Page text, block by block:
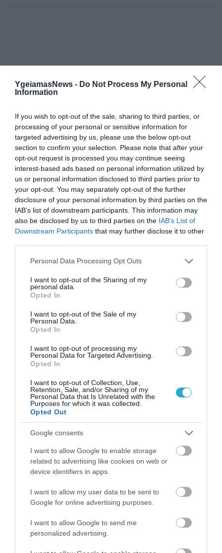
YgeiamasNews - Do Not Process My Personal
Information
If you wish to opt-out of the sale, sharing to third parties, or
processing of your personal or sensitive information for
targeted advertising by us, please use the below opt-out
section to confirm your selection. Please note that after your
opt-out request is processed you may continue seeing
interest-based ads based on personal information utilized by
us or personal information disclosed to third parties prior to
your opt-out. You may separately opt-out of the further
disclosure of your personal information by third parties on the
IAB’s list of downstream participants. This information may
also be disclosed by us to third parties on the IAB’s List of
Downstream Participants that may further disclose it to other
Please note that this website/app uses one or more Google
not limited to your visit or usage behaviour. You may click to
grant or deny consent to Google and its third-party tags to
use your data for below specified purposes in below Google
consent section.
Personal Data Processing Opt Outs
I want to opt-out of the Sharing of my
personal data.
Opted In
I want to opt-out of the Sale of my
Personal Data.
Opted In
I want to opt-out of processing my
Personal Data for Targeted Advertising.
Opted In
I want to opt-out of Collection, Use,
Retention, Sale, and/or Sharing of my
Personal Data that Is Unrelated with the
Purposes for which it was collected.
Opted Out
Google consents
I want to allow Google to enable storage
related to advertising like cookies on web or
device identifiers in apps.
I want to allow my user data to be sent to
Google for online advertising purposes.
I want to allow Google to send me
personalized advertising.
ΔΗΜΟΦΙΛΗ
ΥΓΕΙΑ
1 Αυτό είναι το θαυματουργό έλαιο που
προστατεύει από το Αλτχάιμερ
Το τρόφιμο που θωρακίζει «αθόρυβα»
τα οστά σε κάθε ηλικία… δεν είναι το
γάλα!
Ανατροπή δεδομένων στα εμβόλια
mRNA: Οι εμβολιασμένοι πεθαίνουν